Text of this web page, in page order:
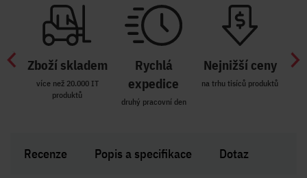
Zboží skladem
více než 20.000 IT
produktů
Rychlá
expedice
druhý pracovní den
Nejnižší ceny
na trhu tisíců produktů
Recenze Popis a specifikace Dotaz